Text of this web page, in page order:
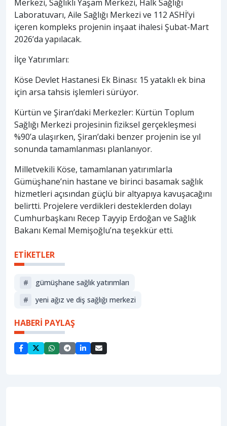
Merkezi, Sağlıklı Yaşam Merkezi, Halk Sağlığı
Laboratuvarı, Aile Sağlığı Merkezi ve 112 ASHİ’yi
içeren kompleks projenin inşaat ihalesi Şubat-Mart
2026’da yapılacak.
İlçe Yatırımları:
Köse Devlet Hastanesi Ek Binası: 15 yataklı ek bina
için arsa tahsis işlemleri sürüyor.
Kürtün ve Şiran’daki Merkezler: Kürtün Toplum
Sağlığı Merkezi projesinin fiziksel gerçekleşmesi
%90’a ulaşırken, Şiran’daki benzer projenin ise yıl
sonunda tamamlanması planlanıyor.
Milletvekili Köse, tamamlanan yatırımlarla
Gümüşhane’nin hastane ve birinci basamak sağlık
hizmetleri açısından güçlü bir altyapıya kavuşacağını
belirtti. Projelere verdikleri desteklerden dolayı
Cumhurbaşkanı Recep Tayyip Erdoğan ve Sağlık
Bakanı Kemal Memişoğlu’na teşekkür etti.
ETİKETLER
#
gümüşhane sağlık yatırımları
#
yeni ağız ve diş sağlığı merkezi
HABERİ PAYLAŞ